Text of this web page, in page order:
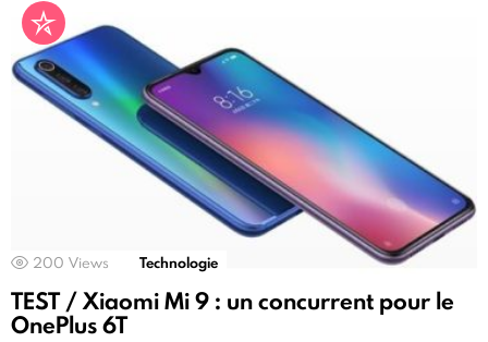
200 Views Technologie
TEST / Xiaomi Mi 9 : un concurrent pour le
OnePlus 6T